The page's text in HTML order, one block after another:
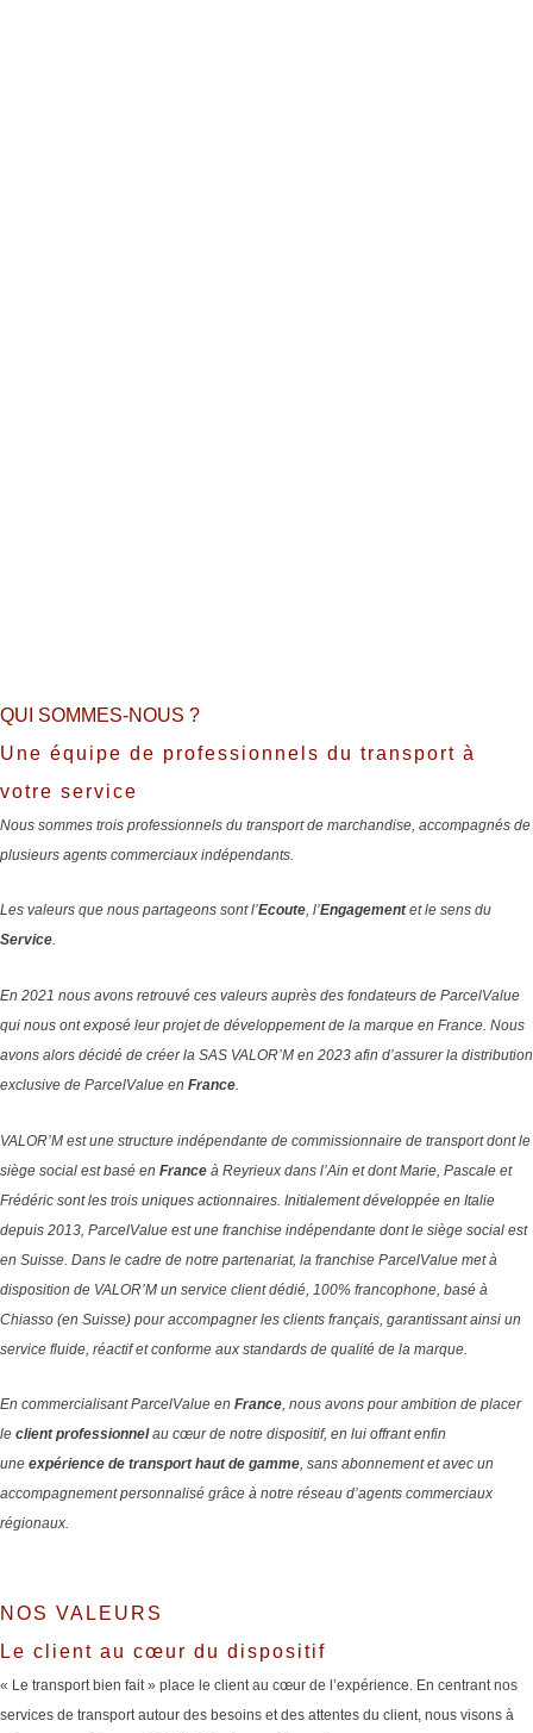
QUI SOMMES-NOUS ?
Une équipe de professionnels du transport à
votre service
Nous sommes trois professionnels du transport de marchandise, accompagnés de
plusieurs agents commerciaux indépendants.
Les valeurs que nous partageons sont l’Ecoute, l’Engagementet le sens du
Service.
En 2021 nous avons retrouvé ces valeurs auprès des fondateurs de ParcelValue
qui nous ont exposé leur projet de développement de la marque en France. Nous
avons alors décidé de créer la SAS VALOR’M en 2023 afin d’assurer la distribution
exclusive de ParcelValue en France.
VALOR’M est une structure indépendante de commissionnaire de transport dont le
siège social est basé en France à Reyrieux dans l’Ain et dont Marie, Pascale et
Frédéric sont les trois uniques actionnaires. Initialement développée en Italie
depuis 2013, ParcelValue est une franchise indépendante dont le siège social est
en Suisse. Dans le cadre de notre partenariat, la franchise ParcelValue met à
disposition de VALOR’M un service client dédié, 100% francophone, basé à
Chiasso (en Suisse) pour accompagner les clients français, garantissant ainsi un
service fluide, réactif et conforme aux standards de qualité de la marque.
En commercialisant ParcelValue en France, nous avons pour ambition de placer
le client professionnelau cœur de notre dispositif, en lui offrant enfin
une expérience de transport haut de gamme, sans abonnement et avec un
accompagnement personnalisé grâce à notre réseau d’agents commerciaux
régionaux.
NOS VALEURS
Le client au cœur du dispositif
« Le transport bien fait » place le client au cœur de l’expérience. En centrant nos
services de transport autour des besoins et des attentes du client, nous visons à